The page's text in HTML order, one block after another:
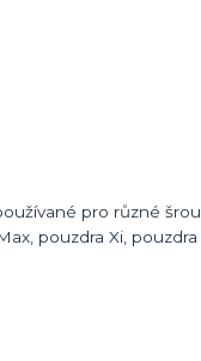
pro různé
pouzdra Xi,